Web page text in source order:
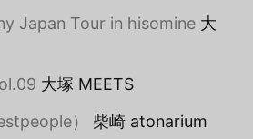
Japan Tour in hisomine 大
大塚 MEETS
）
柴崎 atonarium